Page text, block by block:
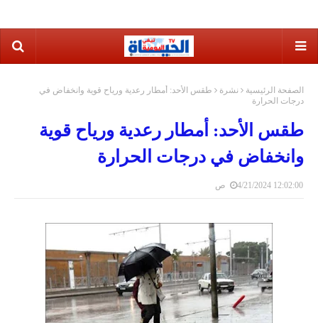
الصفحة الرئيسية نشرة
طقس الأحد: أمطار رعدية ورياح قوية وانخفاض في
درجات الحرارة
طقس الأحد: أمطار رعدية ورياح قوية
وانخفاض في درجات الحرارة
4/21/2024 12:02:00 ص